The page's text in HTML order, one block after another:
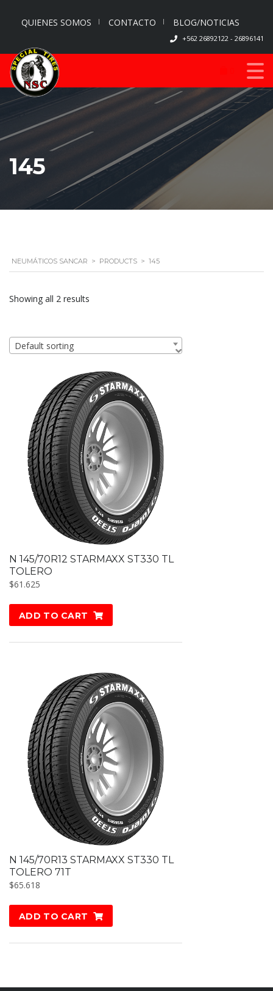
QUIENES SOMOS CONTACTO BLOG/NOTICIAS
+562 26892122 - 26896141
145
NEUMÁTICOS SANCAR > PRODUCTS > 145
Showing all 2 results
Default sorting
N 145/70R12 STARMAXX ST330 TL
TOLERO
$61.625
ADD TO CART
N 145/70R13 STARMAXX ST330 TL
TOLERO 71T
$65.618
ADD TO CART